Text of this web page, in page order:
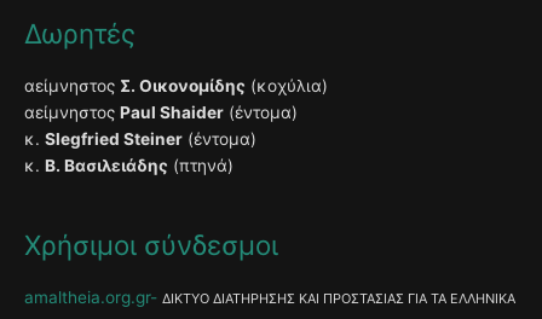
Δωρητές
αείμνηστος Σ. Οικονομίδης (κοχύλια)
αείμνηστος Paul Shaider (έντομα)
κ. Slegfried Steiner (έντομα)
κ. Β. Βασιλειάδης (πτηνά)
Χρήσιμοι σύνδεσμοι
amaltheia.org.gr
ΔΙΚΤΥΟ ΔΙΑΤΗΡΗΣΗΣ ΚΑΙ ΠΡΟΣΤΑΣΙΑΣ ΓΙΑ ΤΑ ΕΛΛΗΝΙΚΑ